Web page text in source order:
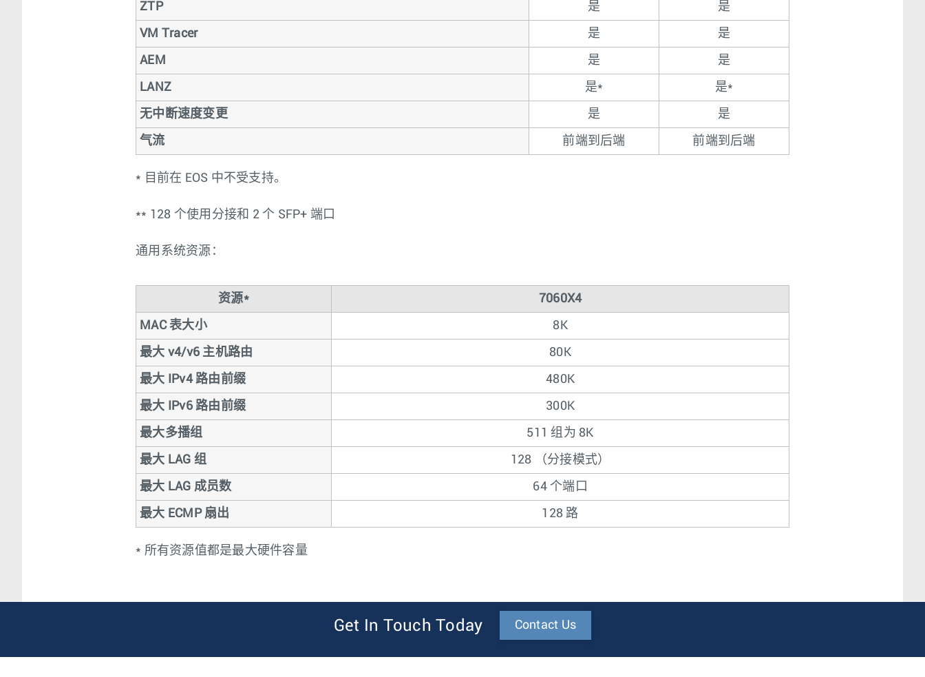
ZTP 是 是
VM Tracer 是 是
AEM 是 是
LANZ 是* 是*
无中断速度变更 是 是
气流 前端到后端 前端到后端
* 目前在 EOS 中不受支持。
** 128 个使用分接和 2 个 SFP+ 端口
通用系统资源：
资源* 7060X4
MAC 表大小 8K
最大 v4/v6 主机路由 80K
最大 IPv4 路由前缀 480K
最大 IPv6 路由前缀 300K
最大多播组 511 组为 8K
最大 LAG 组 128 （分接模式）
最大 LAG 成员数 64 个端口
最大 ECMP 扇出 128 路
* 所有资源值都是最大硬件容量
Get In Touch Today Contact Us